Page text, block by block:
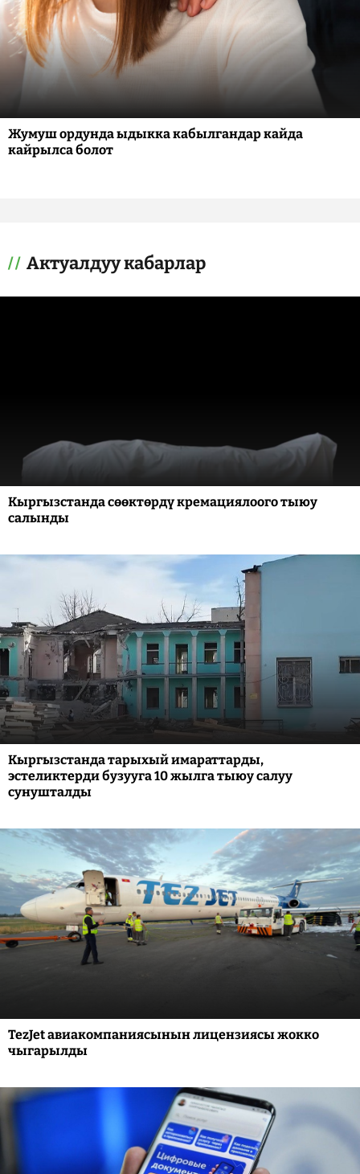
Жумуш ордунда ыдыкка кабылгандар кайда
кайрылса болот
Актуалдуу кабарлар
Кыргызстанда сөөктөрдү кремациялоого тыюу
салынды
Кыргызстанда тарыхый имараттарды,
эстеликтерди бузууга 10 жылга тыюу салуу
сунушталды
TezJet авиакомпаниясынын лицензиясы жокко
чыгарылды